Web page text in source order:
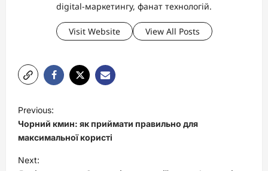
digital-маркетингу, фанат технологій.
Visit Website View All Posts
P
o
s
t
Previous:
Чорний кмин: як приймати правильно для
максимальної користі
Next: